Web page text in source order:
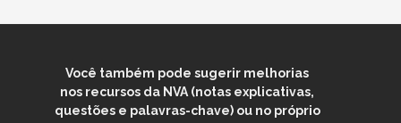
Você também pode sugerir melhorias
nos recursos da NVA (notas explicativas,
questões e palavras-chave) ou no próprio